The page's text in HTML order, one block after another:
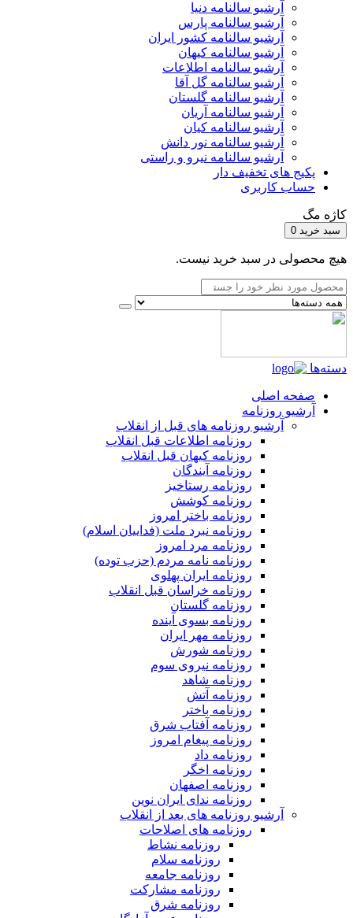
آرشیو سالنامه دنیا
آرشیو سالنامه پارس
آرشیو سالنامه کشور ایران
آرشیو سالنامه کیهان
آرشیو سالنامه اطلاعات
آرشیو سالنامه گل آقا
آرشیو سالنامه گلستان
آرشیو سالنامه آریان
آرشیو سالنامه کیان
آرشیو سالنامه نور دانش
آرشیو سالنامه نیرو و راستی
پکیج های تخفیف دار
حساب کاربری
کاژه مگ
سبد خرید 0
هیچ محصولی در سبد خرید نیست.
دسته‌ها
صفحه اصلی
آرشیو روزنامه
آرشیو روزنامه های قبل از انقلاب
روزنامه اطلاعات قبل انقلاب
روزنامه کیهان قبل انقلاب
روزنامه آیندگان
روزنامه رستاخیز
روزنامه کوشش
روزنامه باختر امروز
روزنامه نبرد ملت (فداییان اسلام)
روزنامه مرد امروز
روزنامه نامه مردم (حزب توده)
روزنامه ایران پهلوی
روزنامه خراسان قبل انقلاب
روزنامه گلستان
روزنامه بسوی آینده
روزنامه مهر ایران
روزنامه شورش
روزنامه نیروی سوم
روزنامه شاهد
روزنامه آتش
روزنامه باختر
روزنامه آفتاب شرق
روزنامه پیغام امروز
روزنامه داد
روزنامه اخگر
روزنامه اصفهان
روزنامه ندای ایران نوین
آرشیو روزنامه های بعد از انقلاب
روزنامه های اصلاحات
روزنامه نشاط
روزنامه سلام
روزنامه جامعه
روزنامه مشارکت
روزنامه شرق